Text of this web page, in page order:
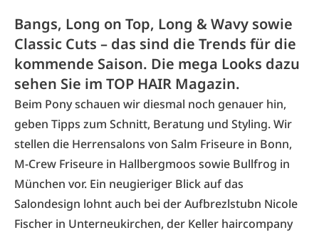
Bangs, Long on Top, Long & Wavy sowie
Classic Cuts – das sind die Trends für die
kommende Saison. Die mega Looks dazu
sehen Sie im TOP HAIR Magazin.
Beim Pony schauen wir diesmal noch genauer hin,
geben Tipps zum Schnitt, Beratung und Styling. Wir
stellen die Herrensalons von Salm Friseure in Bonn,
M-Crew Friseure in Hallbergmoos sowie Bullfrog in
München vor. Ein neugieriger Blick auf das
Salondesign lohnt auch bei der Aufbrezlstubn Nicole
Fischer in Unterneukirchen, der Keller haircompany